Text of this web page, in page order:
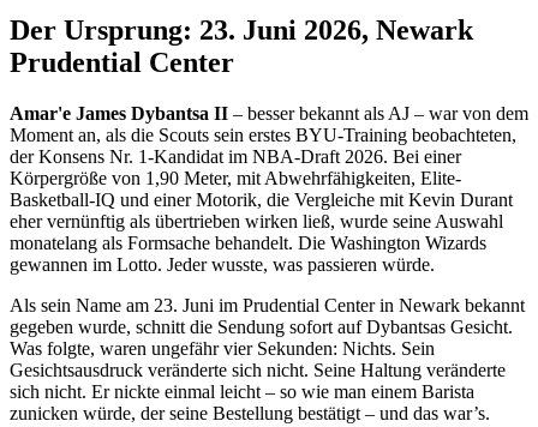
Der Ursprung: 23. Juni 2026, Newark
Prudential Center
Amar'e James Dybantsa II – besser bekannt als AJ – war von dem
Moment an, als die Scouts sein erstes BYU-Training beobachteten,
der Konsens Nr. 1-Kandidat im NBA-Draft 2026. Bei einer
Körpergröße von 1,90 Meter, mit Abwehrfähigkeiten, Elite-
Basketball-IQ und einer Motorik, die Vergleiche mit Kevin Durant
eher vernünftig als übertrieben wirken ließ, wurde seine Auswahl
monatelang als Formsache behandelt. Die Washington Wizards
gewannen im Lotto. Jeder wusste, was passieren würde.
Als sein Name am 23. Juni im Prudential Center in Newark bekannt
gegeben wurde, schnitt die Sendung sofort auf Dybantsas Gesicht.
Was folgte, waren ungefähr vier Sekunden: Nichts. Sein
Gesichtsausdruck veränderte sich nicht. Seine Haltung veränderte
sich nicht. Er nickte einmal leicht – so wie man einem Barista
zunicken würde, der seine Bestellung bestätigt – und das war’s.